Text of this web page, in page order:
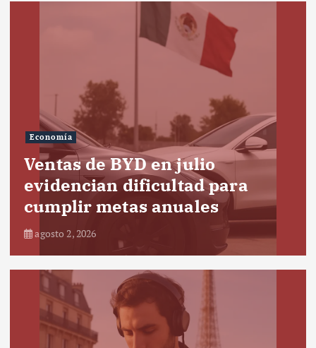
Economía
Ventas de BYD en julio
evidencian dificultad para
cumplir metas anuales
agosto 2, 2026